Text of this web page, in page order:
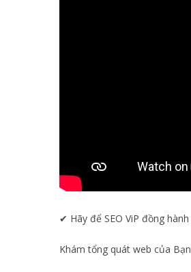
✔ Hãy để SEO ViP đồng
Khám tổng quát web của